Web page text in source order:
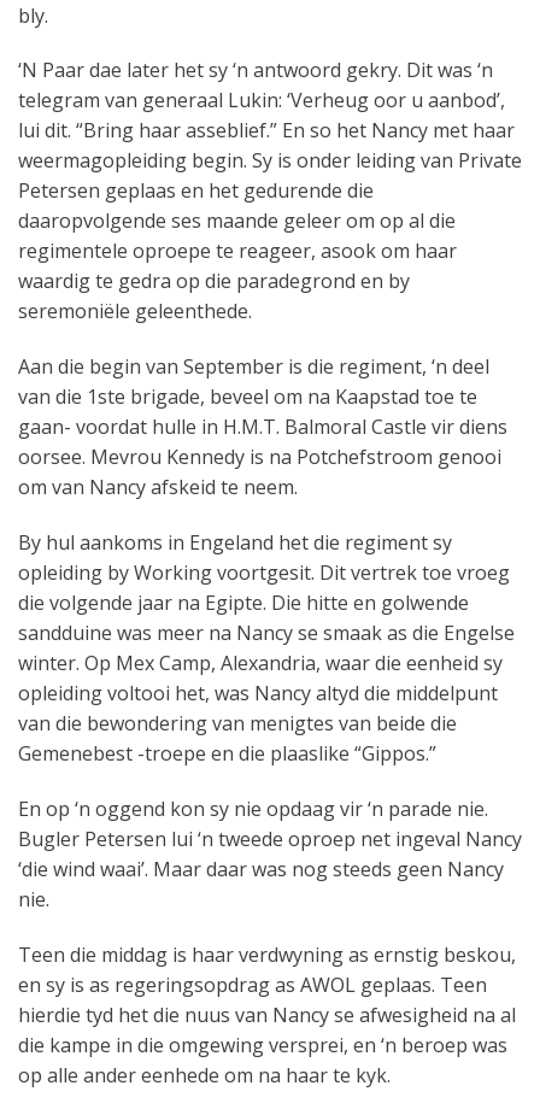
bly.
‘N Paar dae later het sy ‘n antwoord gekry. Dit was ‘n
telegram van generaal Lukin: ‘Verheug oor u aanbod’,
lui dit. “Bring haar asseblief.” En so het Nancy met haar
weermagopleiding begin. Sy is onder leiding van Private
Petersen geplaas en het gedurende die
daaropvolgende ses maande geleer om op al die
regimentele oproepe te reageer, asook om haar
waardig te gedra op die paradegrond en by
seremoniële geleenthede.
Aan die begin van September is die regiment, ‘n deel
van die 1ste brigade, beveel om na Kaapstad toe te
gaan- voordat hulle in H.M.T. Balmoral Castle vir diens
oorsee. Mevrou Kennedy is na Potchefstroom genooi
om van Nancy afskeid te neem.
By hul aankoms in Engeland het die regiment sy
opleiding by Working voortgesit. Dit vertrek toe vroeg
die volgende jaar na Egipte. Die hitte en golwende
sandduine was meer na Nancy se smaak as die Engelse
winter. Op Mex Camp, Alexandria, waar die eenheid sy
opleiding voltooi het, was Nancy altyd die middelpunt
van die bewondering van menigtes van beide die
Gemenebest -troepe en die plaaslike “Gippos.”
En op ‘n oggend kon sy nie opdaag vir ‘n parade nie.
Bugler Petersen lui ‘n tweede oproep net ingeval Nancy
‘die wind waai’. Maar daar was nog steeds geen Nancy
nie.
Teen die middag is haar verdwyning as ernstig beskou,
en sy is as regeringsopdrag as AWOL geplaas. Teen
hierdie tyd het die nuus van Nancy se afwesigheid na al
die kampe in die omgewing versprei, en ‘n beroep was
op alle ander eenhede om na haar te kyk.